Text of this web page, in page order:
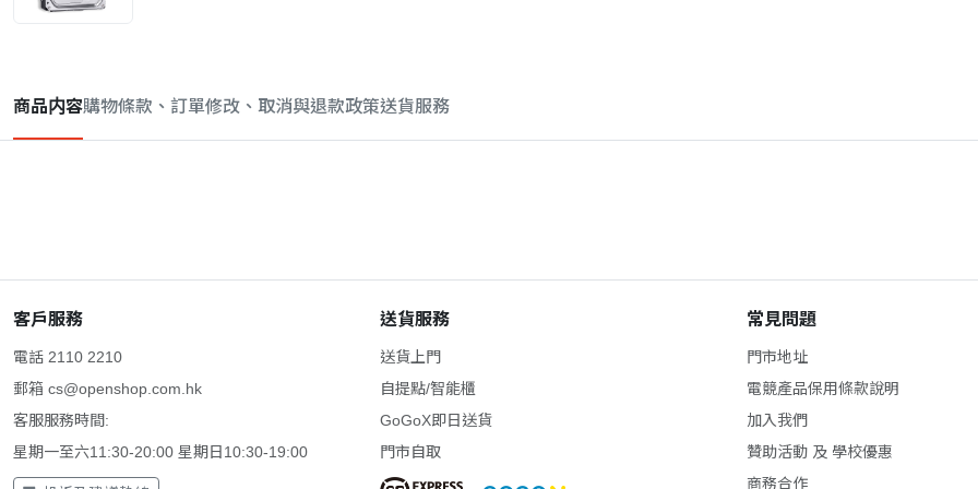
商品内容購物條款、訂單修改、取消與退款政策送貨服務
客戶服務
電話 2110 2210
郵箱 cs@openshop.com.hk
客服服務時間:
星期一至六11:30-20:00 星期日10:30-19:00
送貨服務
送貨上門
自提點/智能櫃
GoGoX即日送貨
門市自取
常見問題
門市地址
電競產品保用條款說明
加入我們
贊助活動 及 學校優惠
商務合作